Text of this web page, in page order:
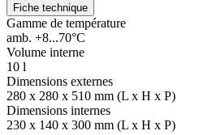
Fiche technique
Gamme de température
amb. +8...70°C
Volume interne
10 l
Dimensions externes
280 x 280 x 510 mm (L x H x P)
Dimensions internes
230 x 140 x 300 mm (L x H x P)